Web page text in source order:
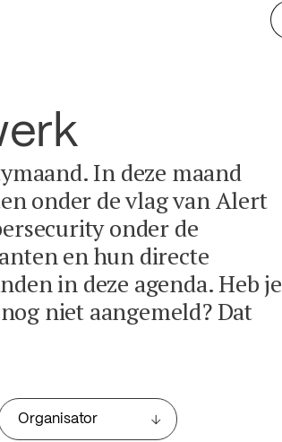
In deze maand
onder de vlag van Alert
onder de
en hun directe
in deze agenda. Heb je
niet aangemeld? Dat
Organisator